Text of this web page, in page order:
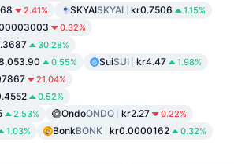
2.41% SKYAISKYAI kr0.7506 1.15%
0.32%
30.28%
0.55% SuiSUI kr4.47 1.98%
21.04%
0.52%
2.53% OndoONDO kr2.27 0.22%
1.03% BonkBONK kr0.0000162 0.32%